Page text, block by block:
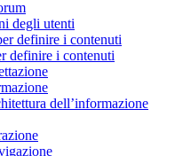
degli utenti
definire i contenuti
definire i contenuti
dell’informazione